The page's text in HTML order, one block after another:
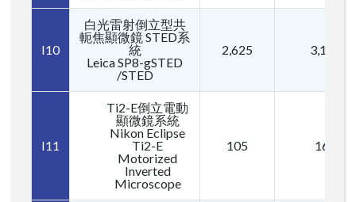
I10
白光雷射倒立型共
軛焦顯微鏡 STED系
統
Leica SP8-gSTED
/STED
2,625 3,150
I11
Ti2-E倒立電動
顯微鏡系統
Nikon Eclipse
Ti2-E
Motorized
Inverted
Microscope
105 160